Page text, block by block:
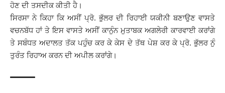
ਹੋਣ ਦੀ ਤਸਦੀਕ ਕੀਤੀ ਹੈ।
ਸਿਰਸਾ ਨੇ ਕਿਹਾ ਕਿ ਅਸੀਂ ਪ੍ਰੋ. ਭੁੱਲਰ ਦੀ ਰਿਹਾਈ ਯਕੀਨੀ ਬਣਾਉਣ ਵਾਸਤੇ
ਵਚਨਬੱਧ ਹਾਂ ਤੇ ਇਸ ਵਾਸਤੇ ਅਸੀਂ ਕਾਨੁੰਨ ਮੁਤਾਬਕ ਅਗਲੇਰੀ ਕਾਰਵਾਈ ਕਰਾਂਗੇ
ਤੇ ਸਬੰਧਤ ਅਦਾਲਤ ਤੱਕ ਪਹੁੰਚ ਕਰ ਕੇ ਕੇਸ ਦੇ ਤੱਥ ਪੇਸ਼ ਕਰ ਕੇ ਪ੍ਰੋ. ਭੁੱਲਰ ਨੁੰ
ਤੁਰੰਤ ਰਿਹਾਅ ਕਰਨ ਦੀ ਅਪੀਲ ਕਰਾਂਗੇ।